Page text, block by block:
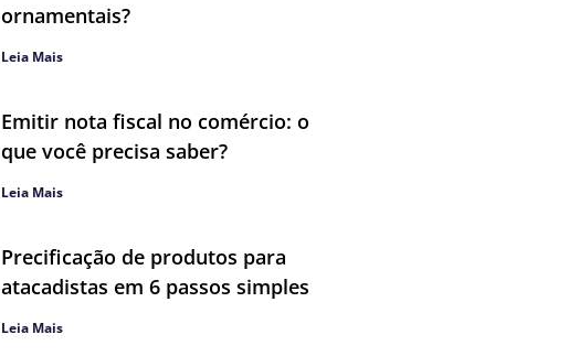
ornamentais?
Leia Mais
Emitir nota fiscal no comércio: o
que você precisa saber?
Leia Mais
Precificação de produtos para
atacadistas em 6 passos simples
Leia Mais